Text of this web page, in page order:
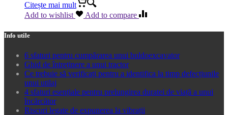
Citește mai mult
Add to wishlist
Add to compare
Info utile
6 sfaturi pentru cumpărarea unui buldoexcavator
Ghid de întreținere a unui tractor
Ce trebuie să verificați pentru a identifica la timp defecțiunile
unui utilaj
4 sfaturi esențiale pentru prelungirea duratei de viață a unui
încărcător
Riscuri legate de expunerea la vibrații